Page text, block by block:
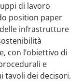
di lavoro
position paper
infrastrutture
con l’obiettivo di
e
tavoli dei decisori.